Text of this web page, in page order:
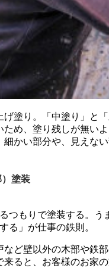
塗り。「中塗り」と「
ため、塗り残しが無い
細かい部分や、見えな
塗装
つもりで塗装する。う
る」が仕事の鉄則。
ど壁以外の木部や鉄
ると、お客様のお家